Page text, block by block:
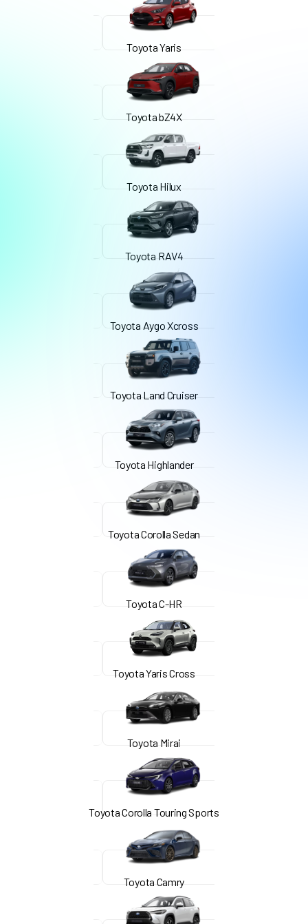
Toyota Yaris
Toyota bZ4X
Toyota Hilux
Toyota RAV4
Toyota Aygo Xcross
Toyota Land Cruiser
Toyota Highlander
Toyota Corolla Sedan
Toyota C-HR
Toyota Yaris Cross
Toyota Mirai
Toyota Corolla Touring Sports
Toyota Camry